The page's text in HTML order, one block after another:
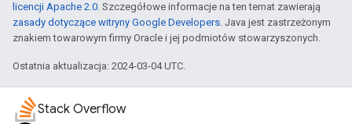
licencji Apache 2.0. Szczegółowe informacje na ten temat zawierają
zasady dotyczące witryny Google Developers. Java jest zastrzeżonym
znakiem towarowym firmy Oracle i jej podmiotów stowarzyszonych.
Ostatnia aktualizacja: 2024-03-04 UTC.
Stack Overflow